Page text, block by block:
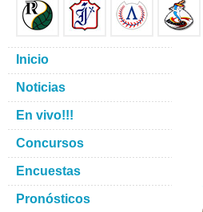
Inicio
Noticias
En vivo!!!
Concursos
Encuestas
Pronósticos